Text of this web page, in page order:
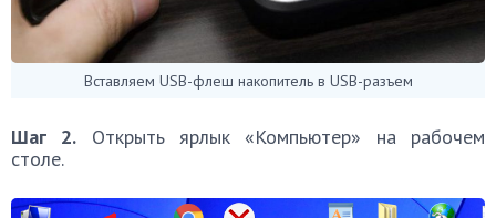
Вставляем USB-флеш накопитель в USB-разъем
Шаг 2. Открыть ярлык «Компьютер» на рабочем
столе.